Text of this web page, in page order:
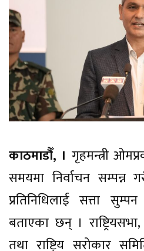
काठमाडौँ, । गृहमन्त्री
समयमा निर्वाचन सम्पन्न
प्रतिनिधिलाई सत्ता
बताएका छन् ।
तथा राष्ट्रिय सरोकार